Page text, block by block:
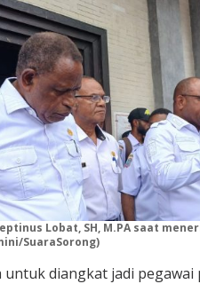
Lobat, SH, M.PA saat
SuaraSorong)
untuk diangkat jadi